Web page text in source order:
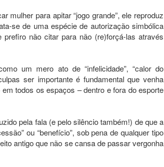
mulher para apitar “jogo grande”, ele reproduz
se de uma espécie de autorização simbólica
não citar para não (re)forçá-las através
um mero ato de “infelicidade”, “calor do
ser importante é fundamental que venha
todos os espaços – dentro e fora do esporte
pela fala (e pelo silêncio também!) de que a
ou “benefício”, sob pena de qualquer tipo
antigo que não se cansa de passar vergonha